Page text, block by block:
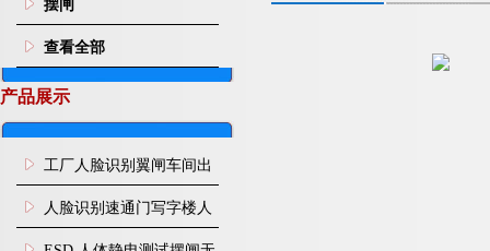
摆闸
查看全部
产品展示
工厂人脸识别翼闸车间出
入口人行通道门禁
人脸识别速通门写字楼人
行通道闸门禁设备